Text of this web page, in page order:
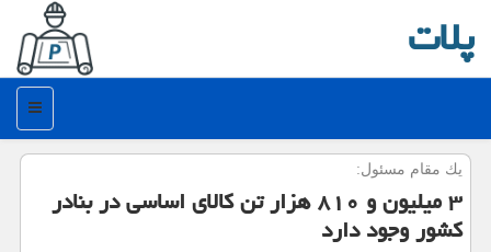
پلات
منو
یك مقام مسئول:
۳ میلیون و ۸۱۰ هزار تن كالای اساسی در بنادر
كشور وجود دارد